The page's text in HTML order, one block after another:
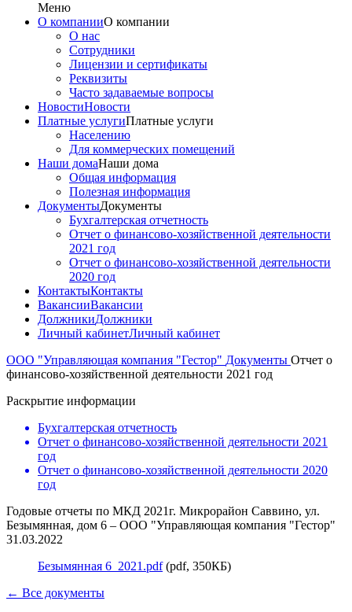
Меню
О компанииО компании
О нас
Сотрудники
Лицензии и сертификаты
Реквизиты
Часто задаваемые вопросы
НовостиНовости
Платные услугиПлатные услуги
Населению
Для коммерческих помещений
Наши домаНаши дома
Общая информация
Полезная информация
ДокументыДокументы
Бухгалтерская отчетность
Отчет о финансово-хозяйственной деятельности
2021 год
Отчет о финансово-хозяйственной деятельности
2020 год
КонтактыКонтакты
ВакансииВакансии
ДолжникиДолжники
Личный кабинетЛичный кабинет
ООО "Управляющая компания "Гестор" Документы Отчет о
финансово-хозяйственной деятельности 2021 год
Раскрытие информации
Бухгалтерская отчетность
Отчет о финансово-хозяйственной деятельности 2021
год
Отчет о финансово-хозяйственной деятельности 2020
год
Годовые отчеты по МКД 2021г. Микрорайон Саввино, ул.
Безымянная, дом 6 – ООО "Управляющая компания "Гестор"
31.03.2022
Безымянная 6_2021.pdf(pdf, 350КБ)
← Все документы